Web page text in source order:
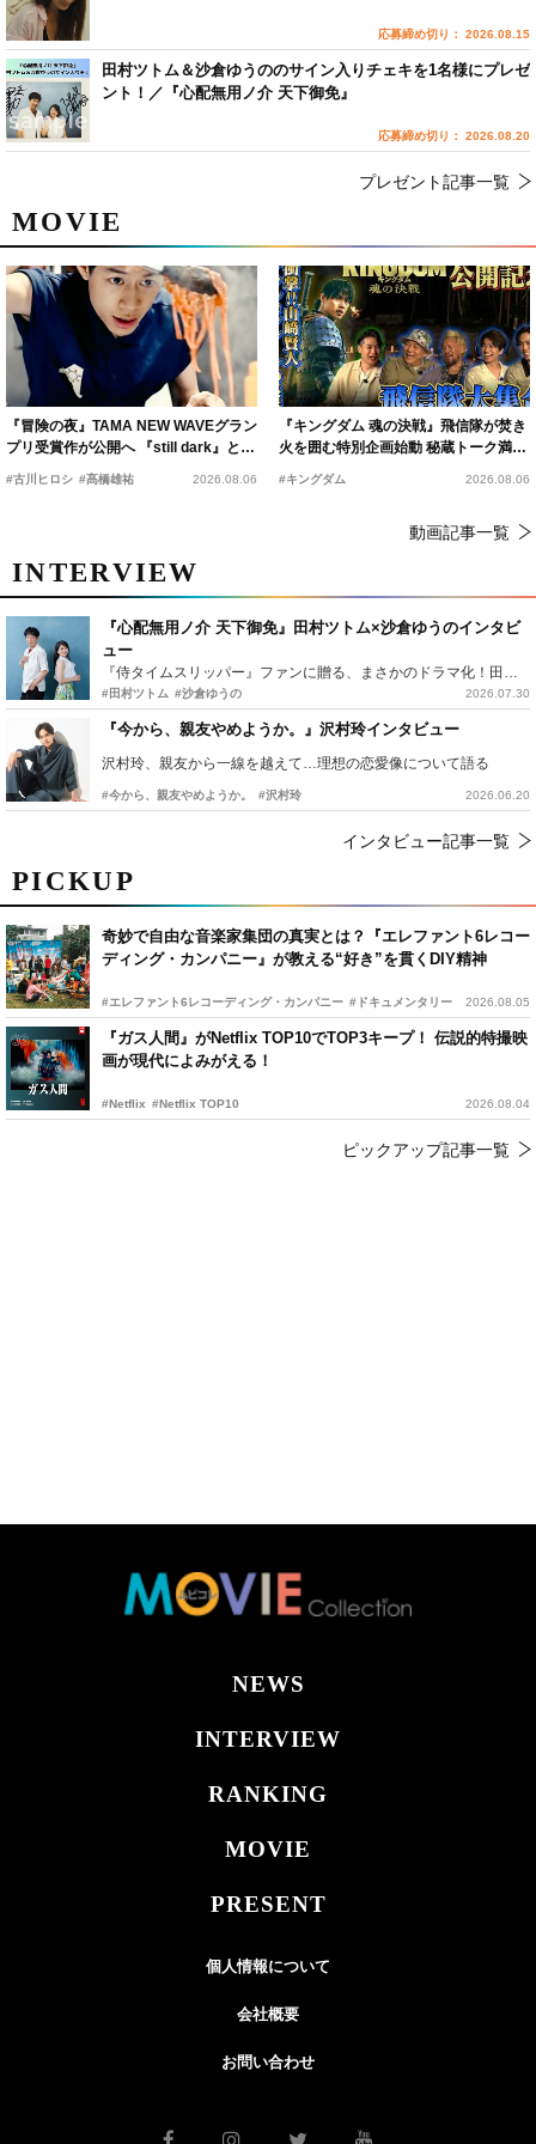
PICKUP
奇妙で自由な音楽家集団の真実とは？『エレファント6レコー
ディング・カンパニー』が教える“好き”を貫くDIY精神
#エレファント6レコーディング・カンパニー #ドキュメンタリー 2026.08.05
『ガス人間』がNetflix TOP10でTOP3キープ！ 伝説的特撮映
画が現代によみがえる！
#Netflix #Netflix TOP10 2026.08.04
ピックアップ記事一覧
MOVIE
『冒険の夜』TAMA NEW WAVEグラン
プリ受賞作が公開へ 『still dark』と同
時上映決定
#古川ヒロシ #髙橋雄祐 2026.08.06
『キングダム 魂の決戦』飛信隊が焚き
火を囲む特別企画始動 秘蔵トーク満載
の“キングダムキャンプ”開催
#キングダム 2026.08.06
動画記事一覧
INTERVIEW
『心配無用ノ介 天下御免』田村ツトム×沙倉ゆうのインタビ
ュー
『侍タイムスリッパー』ファンに贈る、まさかのドラマ化！田村ツトム×沙倉ゆうのが語る『心配無用ノ介』撮影秘話
#田村ツトム #沙倉ゆうの 2026.07.30
『今から、親友やめようか。』沢村玲インタビュー
沢村玲、親友から一線を越えて…理想の恋愛像について語る
#今から、親友やめようか。 #沢村玲 2026.06.20
インタビュー記事一覧
応募締め切り： 2026.08.15
田村ツトム＆沙倉ゆうののサイン入りチェキを1名様にプレゼ
ント！／『心配無用ノ介 天下御免』
応募締め切り： 2026.08.20
プレゼント記事一覧
NEWS
INTERVIEW
RANKING
MOVIE
PRESENT
個人情報について
会社概要
お問い合わせ